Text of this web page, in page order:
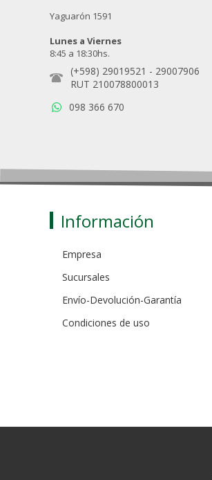
Yaguarón 1591
Lunes a Viernes
8:45 a 18:30hs.
(+598) 29019521 - 29007906
RUT 210078800013
098 366 670
Información
Empresa
Sucursales
Envío-Devolución-Garantía
Condiciones de uso